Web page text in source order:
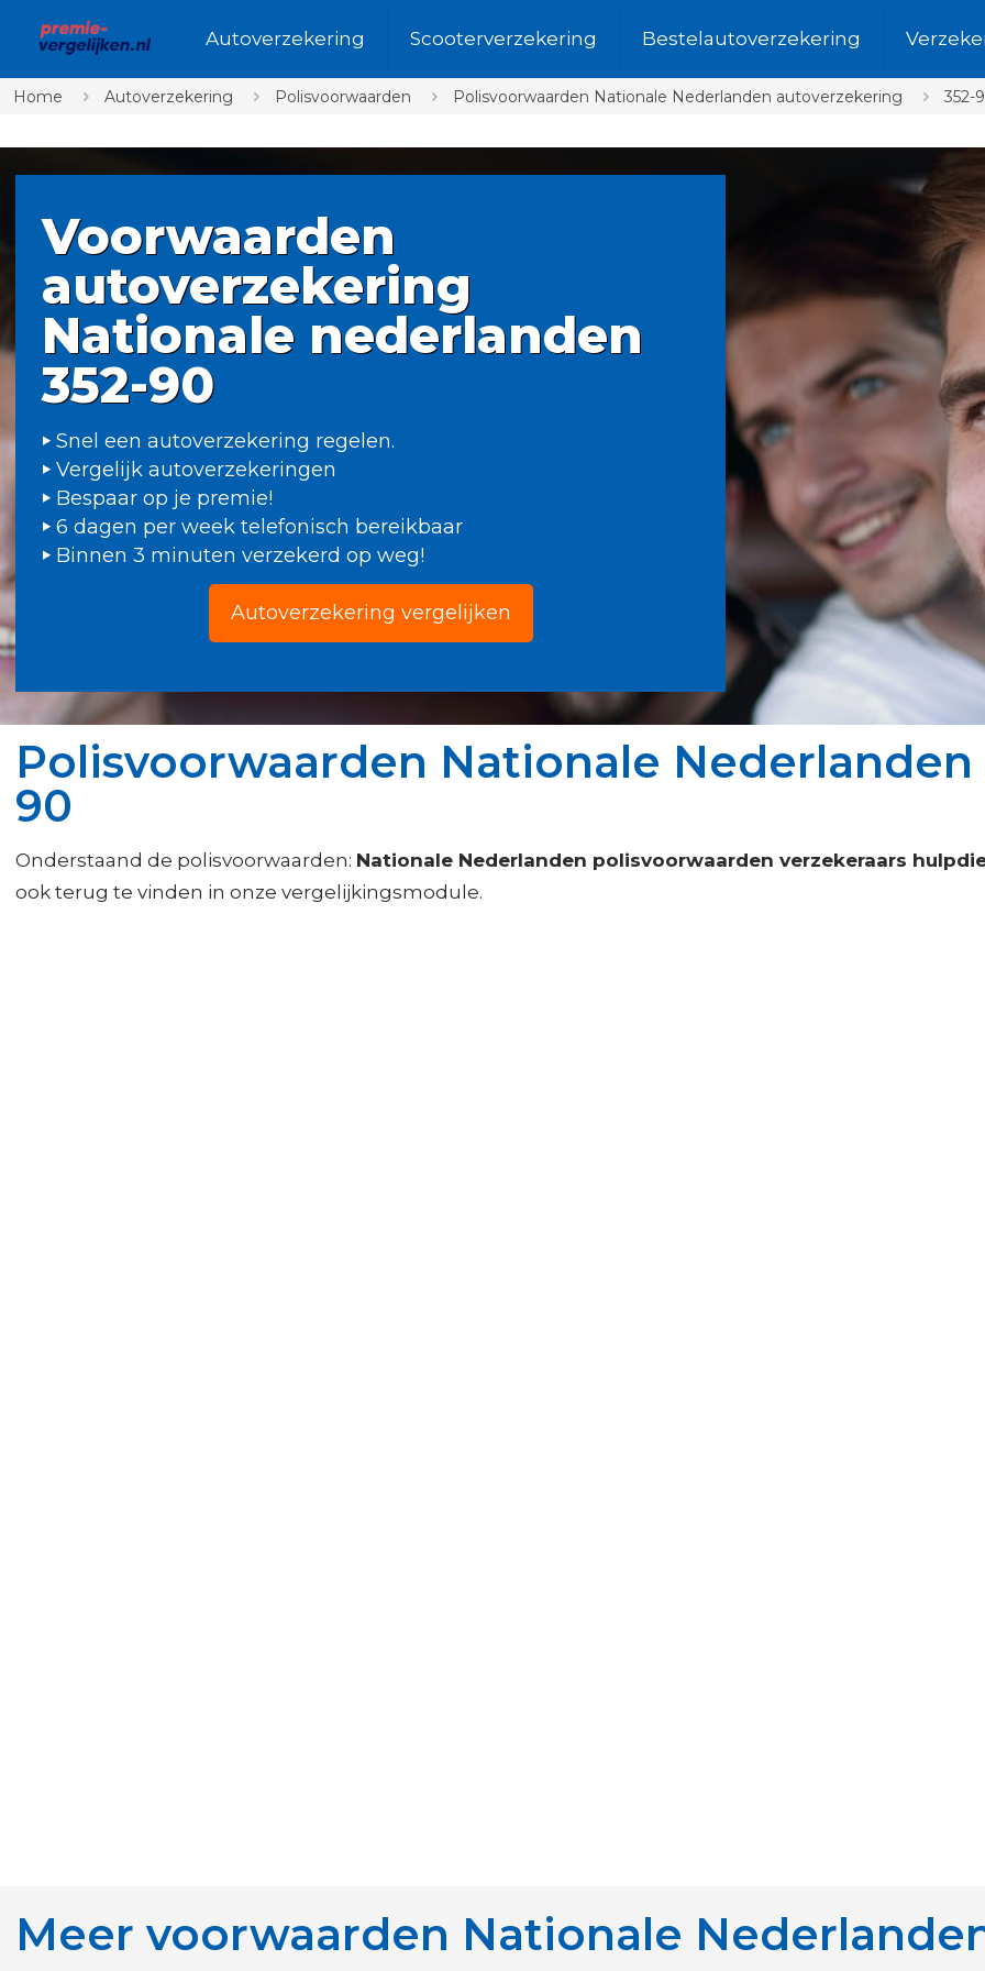
Autoverzekering Scooterverzekering Bestelautoverzekering
Home Autoverzekering Polisvoorwaarden Polisvoorwaarden Nationale Nederlanden autoverzekering 352-
Voorwaarden
autoverzekering
Nationale nederlanden
352-90
Snel een autoverzekering regelen.
Vergelijk autoverzekeringen
Bespaar op je premie!
6 dagen per week telefonisch bereikbaar
Binnen 3 minuten verzekerd op weg!
Autoverzekering vergelijken
Polisvoorwaarden Nationale
90
Onderstaand de polisvoorwaarden: Nationale Nederlanden polisvoorwaarden verzekeraars
ook terug te vinden in onze vergelijkingsmodule.
Meer voorwaarden Nationale